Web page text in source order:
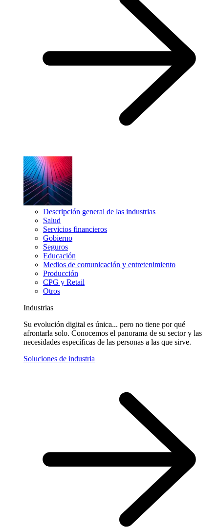
Descripción general de las industrias
Salud
Servicios financieros
Gobierno
Seguros
Educación
Medios de comunicación y entretenimiento
Producción
CPG y Retail
Otros
Industrias
Su evolución digital es única... pero no tiene por qué
afrontarla solo. Conocemos el panorama de su sector y las
necesidades específicas de las personas a las que sirve.
Soluciones de industria